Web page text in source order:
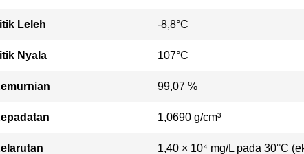
Leleh -8,8°C
Nyala 107°C
99,07 %
1,0690 g/cm³
1,40 × 10⁴ mg/L pada 30°C